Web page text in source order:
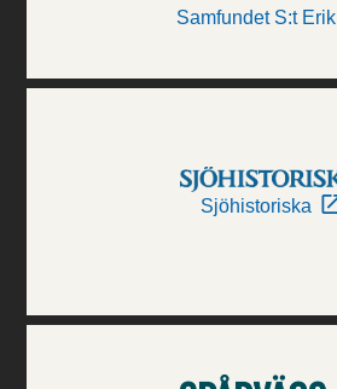
Samfundet S:t Erik
Sjöhistoriska